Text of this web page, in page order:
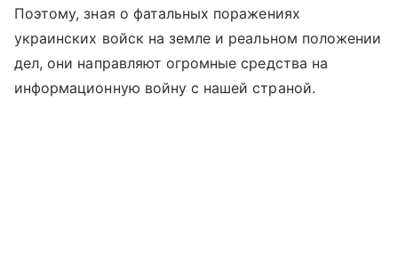
Поэтому, зная о фатальных поражениях
украинских войск на земле и реальном положении
дел, они направляют огромные средства на
информационную войну с нашей страной.